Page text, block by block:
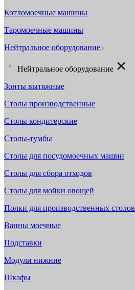
Котломоечные машины
Таромоечные машины
Нейтральное оборудование
Нейтральное оборудование
Зонты вытяжные
Столы производственные
Столы кондитерские
Столы-тумбы
Столы для посудомоечных машин
Столы для сбора отходов
Столы для мойки овощей
Полки для производственных столов
Ванны моечные
Подставки
Модули нижние
Шкафы